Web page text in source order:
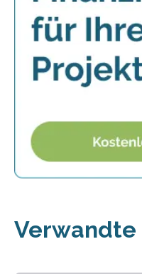
Verwandte